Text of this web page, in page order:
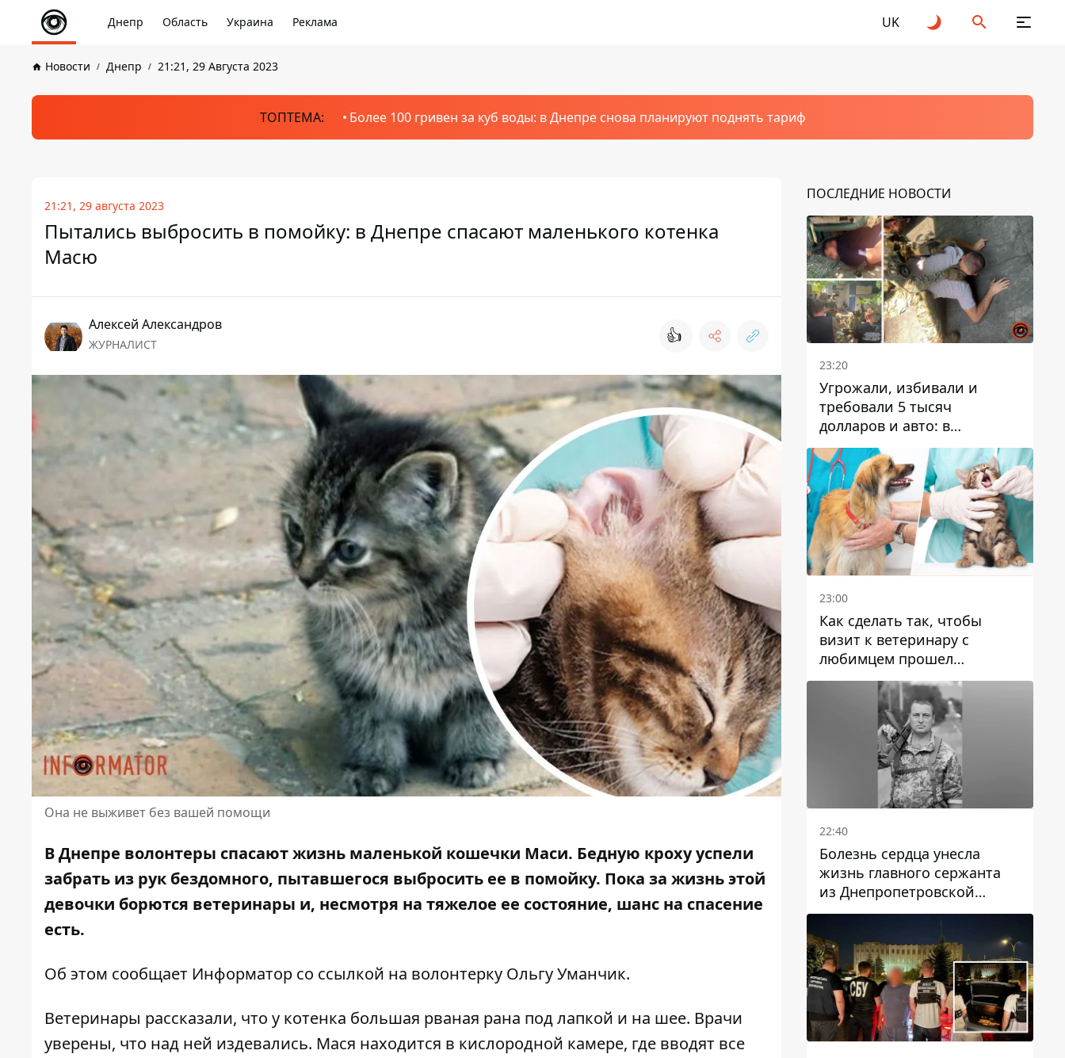
Днепр Область Украина Реклама UK
Новости Днепр 21:21, 29 Августа 2023
ТОПТЕМА: Более 100 гривен за куб воды: в Днепре снова планируют поднять тариф
21:21, 29 августа 2023
Пытались выбросить в помойку: в Днепре спасают маленького котенка
Масю
Алексей Александров
ЖУРНАЛИСТ 👍
Она не выживет без вашей помощи
В Днепре волонтеры спасают жизнь маленькой кошечки Маси. Бедную кроху успели
забрать из рук бездомного, пытавшегося выбросить ее в помойку. Пока за жизнь этой
девочки борются ветеринары и, несмотря на тяжелое ее состояние, шанс на спасение
есть.
Об этом сообщает Информатор со ссылкой на волонтерку Ольгу Уманчик.
Ветеринары рассказали, что у котенка большая рваная рана под лапкой и на шее. Врачи
уверены, что над ней издевались. Мася находится в кислородной камере, где вводят все
ПОСЛЕДНИЕ НОВОСТИ
23:20
Угрожали, избивали и
требовали 5 тысяч
долларов и авто: в
Павлограде задержали двух
мужчин
23:00
Как сделать так, чтобы
визит к ветеринару с
любимцем прошел
спокойно: простые советы
22:40
Болезнь сердца унесла
жизнь главного сержанта
из Днепропетровской
области Юрия Свистуна